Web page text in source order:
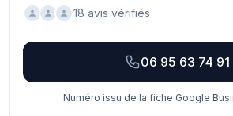
18 avis vérifiés
06 95 63 74 91
Numéro issu de la fiche Google